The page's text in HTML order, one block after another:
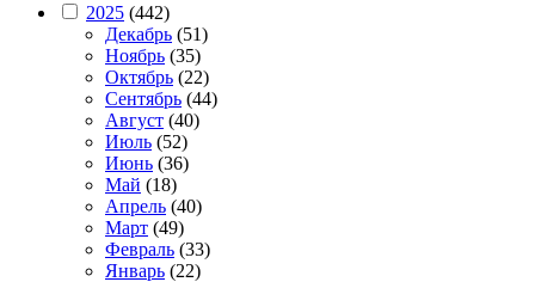
2025 (442)
Декабрь (51)
Ноябрь (35)
Октябрь (22)
Сентябрь (44)
Август (40)
Июль (52)
Июнь (36)
Май (18)
Апрель (40)
Март (49)
Февраль (33)
Январь (22)